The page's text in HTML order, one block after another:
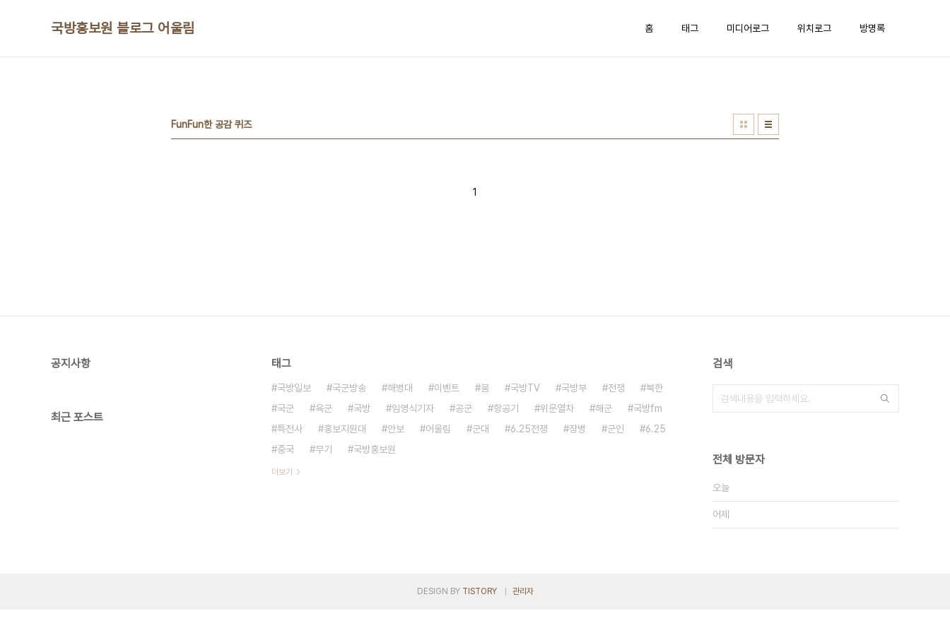
국방홍보원 블로그 어울림 홈 태그 미디어로그 위치로그 방명록
FunFun한 공감 퀴즈
1
공지사항
최근 포스트
태그
국방일보 국군방송 해병대 이벤트 붐 국방TV 국방부 전쟁
북한
국군
육군 국방 임영식기자 공군 항공기 위문열차 해군
국방fm
특전사
홍보지원대 안보 어울림 군대 6.25전쟁 장병 군인
6.25
중국
무기 국방홍보원
더보기
검색
전체 방문자
오늘
어제
DESIGN BY TISTORY 관리자